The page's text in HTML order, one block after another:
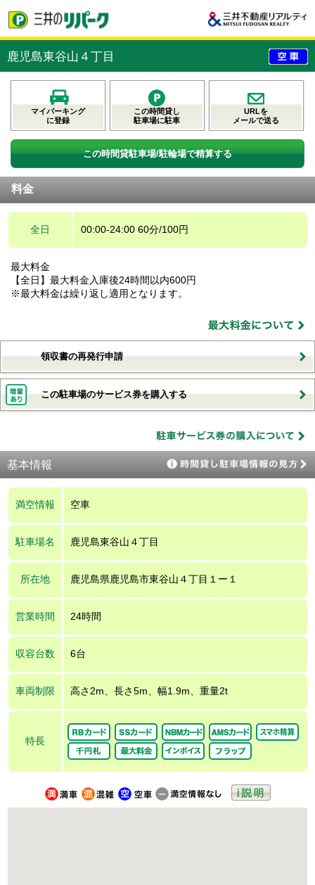
鹿児島東谷山４丁目
マイパーキング
に登録
この時間貸し
駐車場に駐車
URLを
メールで送る
この時間貸駐車場/駐輪場で精算する
料金
全日 00:00-24:00 60分/100円
最大料金
【全日】最大料金入庫後24時間以内600円
※最大料金は繰り返し適用となります。
領収書の再発行申請
この駐車場のサービス券を購入する
基本情報
満空情報 空車
駐車場名 鹿児島東谷山４丁目
所在地 鹿児島県鹿児島市東谷山４丁目１ー１
営業時間 24時間
収容台数 6台
車両制限 高さ2m、長さ5m、幅1.9m、重量2t
特長